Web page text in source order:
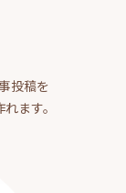
投稿を
ます。